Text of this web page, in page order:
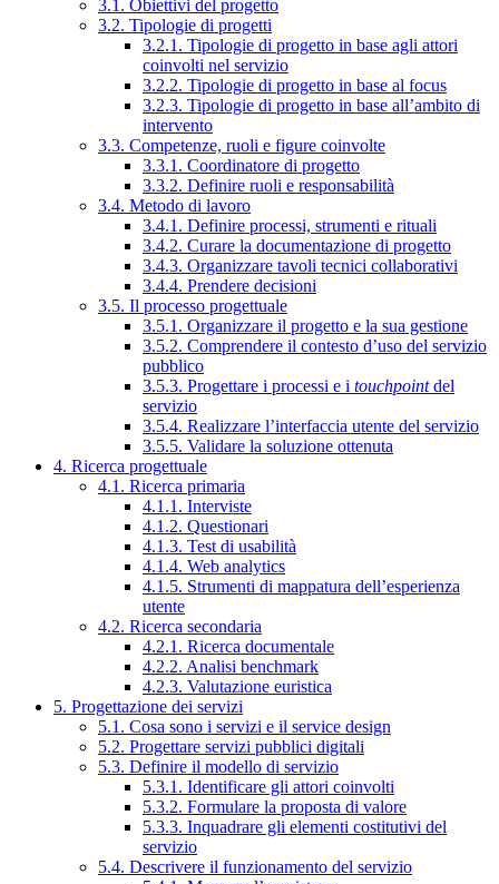
3.1. Obiettivi del progetto
3.2. Tipologie di progetti
3.2.1. Tipologie di progetto in base agli attori
coinvolti nel servizio
3.2.2. Tipologie di progetto in base al focus
3.2.3. Tipologie di progetto in base all’ambito di
intervento
3.3. Competenze, ruoli e figure coinvolte
3.3.1. Coordinatore di progetto
3.3.2. Definire ruoli e responsabilità
3.4. Metodo di lavoro
3.4.1. Definire processi, strumenti e rituali
3.4.2. Curare la documentazione di progetto
3.4.3. Organizzare tavoli tecnici collaborativi
3.4.4. Prendere decisioni
3.5. Il processo progettuale
3.5.1. Organizzare il progetto e la sua gestione
3.5.2. Comprendere il contesto d’uso del servizio
pubblico
3.5.3. Progettare i processi e i touchpointdel
servizio
3.5.4. Realizzare l’interfaccia utente del servizio
3.5.5. Validare la soluzione ottenuta
4. Ricerca progettuale
4.1. Ricerca primaria
4.1.1. Interviste
4.1.2. Questionari
4.1.3. Test di usabilità
4.1.4. Web analytics
4.1.5. Strumenti di mappatura dell’esperienza
utente
4.2. Ricerca secondaria
4.2.1. Ricerca documentale
4.2.2. Analisi benchmark
4.2.3. Valutazione euristica
5. Progettazione dei servizi
5.1. Cosa sono i servizi e il service design
5.2. Progettare servizi pubblici digitali
5.3. Definire il modello di servizio
5.3.1. Identificare gli attori coinvolti
5.3.2. Formulare la proposta di valore
5.3.3. Inquadrare gli elementi costitutivi del
servizio
5.4. Descrivere il funzionamento del servizio